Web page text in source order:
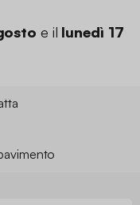
e il lunedì 17